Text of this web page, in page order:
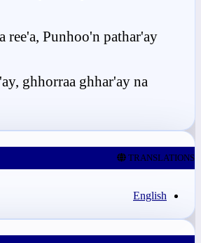
ree'a, Punhoo'n pathar'ay
ghhorraa ghhar'ay na
TRANSLATIONS
English